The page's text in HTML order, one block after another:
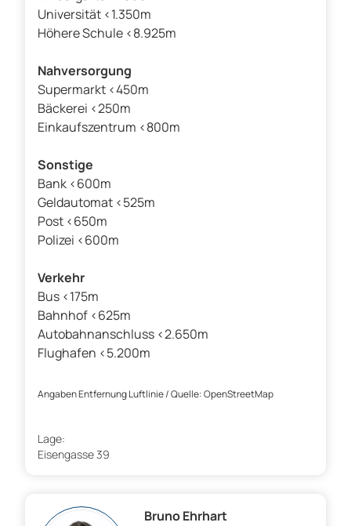
Universität <1.350m
Höhere Schule <8.925m
Nahversorgung
Supermarkt <450m
Bäckerei <250m
Einkaufszentrum <800m
Sonstige
Bank <600m
Geldautomat <525m
Post <650m
Polizei <600m
Verkehr
Bus <175m
Bahnhof <625m
Autobahnanschluss <2.650m
Flughafen <5.200m
Angaben Entfernung Luftlinie / Quelle: OpenStreetMap
Lage:
Eisengasse 39
Bruno Ehrhart